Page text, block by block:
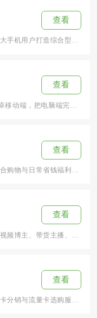
查看
全民充电王面向广大手机用户打造综合型电池管理工具，整合充电监...
查看
查看
查看
查看